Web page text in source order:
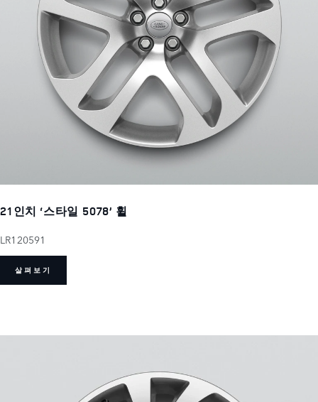
21인치 ‘스타일 5078’ 휠
LR120591
살펴보기